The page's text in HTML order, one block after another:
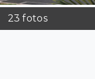
23 fotos